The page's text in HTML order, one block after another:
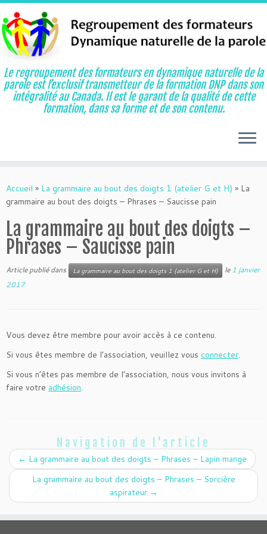
au
contenu
Le regroupement des formateurs en dynamique naturelle de la
parole est l’exclusif transmetteur de la formation DNP dans son
intégralité au Canada. Il est le garant de la qualité de cette
formation, dans sa forme et de son contenu.
Accueil » La grammaire au bout des doigts 1 (atelier G et H) » La
grammaire au bout des doigts – Phrases – Saucisse pain
La grammaire au bout des doigts –
Phrases – Saucisse pain
Article publié dans La grammaire au bout des doigts 1 (atelier G et H) le1 janvier
2017
Vous devez être membre pour avoir accès à ce contenu.
Si vous êtes membre de l’association, veuillez vous connecter.
Si vous n’êtes pas membre de l’association, nous vous invitons à
faire votre adhésion.
Navigation de l'article
← La grammaire au bout des doigts – Phrases – Lapin mange
La grammaire au bout des doigts – Phrases – Sorcière
aspirateur →